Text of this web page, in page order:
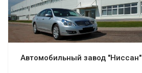
Автомобильный завод "Ниссан"